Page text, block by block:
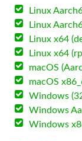
Linux
Linux
Linux x64
Linux x64
macOS
macOS
Windows
Windows
Windows